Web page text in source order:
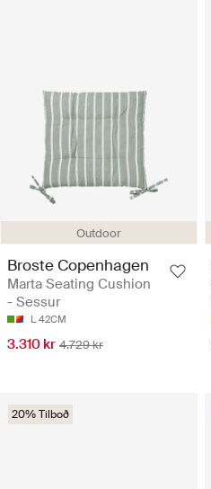
Outdoor
Broste Copenhagen
Marta Seating Cushion
- Sessur
L 42CM
3.310 kr 4.729 kr
20% Tilboð